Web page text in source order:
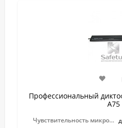
Профессиональный
A75
Чувствительность микрофона: